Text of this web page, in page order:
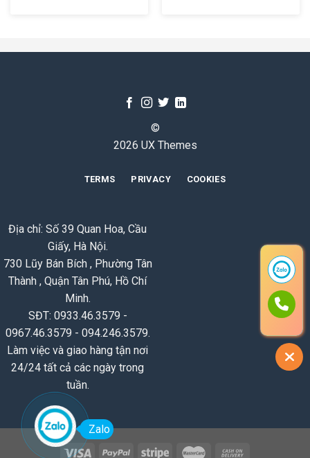
©
2026 UX Themes
TERMS PRIVACY COOKIES
Địa chỉ: Số 39 Quan Hoa, Cầu
Giấy, Hà Nội.
730 Lũy Bán Bích , Phường Tân
Thành , Quận Tân Phú, Hồ Chí
Minh.
SĐT: 0933.46.3579 -
0967.46.3579 - 094.246.3579.
Làm việc và giao hàng tận nơi
24/24 tất cả các ngày trong
tuần.
Zalo